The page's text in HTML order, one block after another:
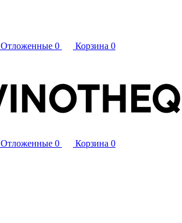
Отложенные 0 Корзина 0
Отложенные 0 Корзина 0